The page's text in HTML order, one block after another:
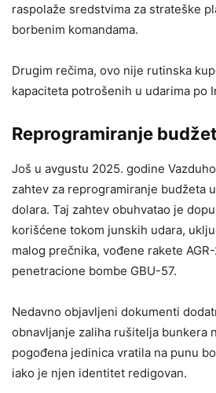
raspolaže sredstvima za strateške
borbenim komandama.
Drugim rečima, ovo nije rutinska
kapaciteta potrošenih u udarima po
Reprogramiranje
Još u avgustu 2025. godine
zahtev za reprogramiranje budžeta
dolara. Taj zahtev obuhvatao je
korišćene tokom junskih udara,
malog prečnika, vođene rakete
penetracione bombe GBU-57.
Nedavno objavljeni dokumenti
obnavljanje zaliha rušitelja bunkera
pogođena jedinica vratila na punu
iako je njen identitet redigovan.